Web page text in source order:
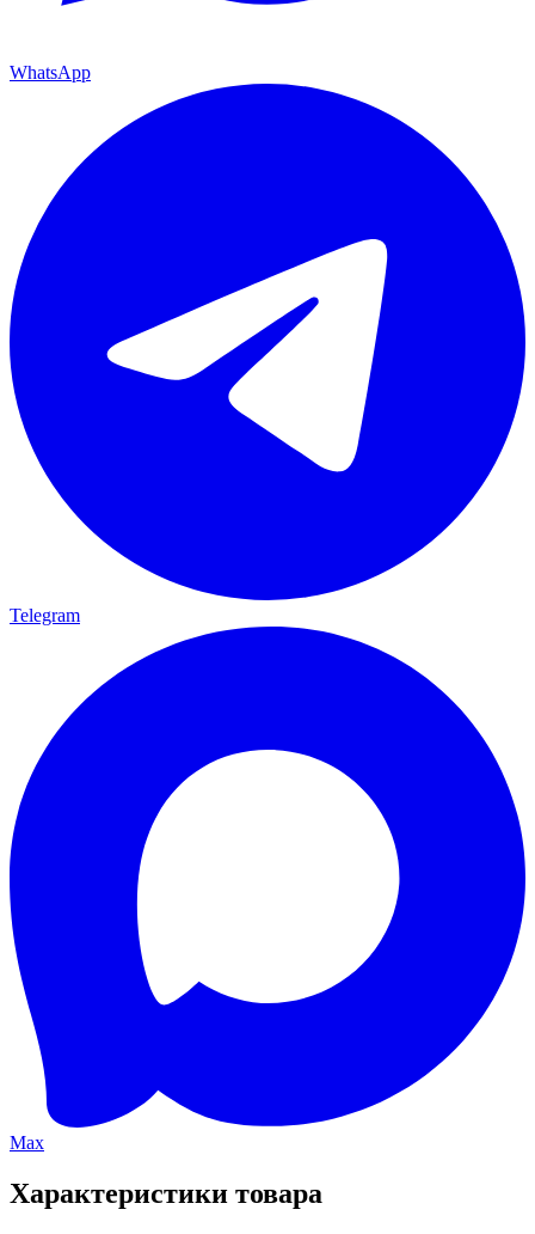
WhatsApp
Telegram
Max
Характеристики товара